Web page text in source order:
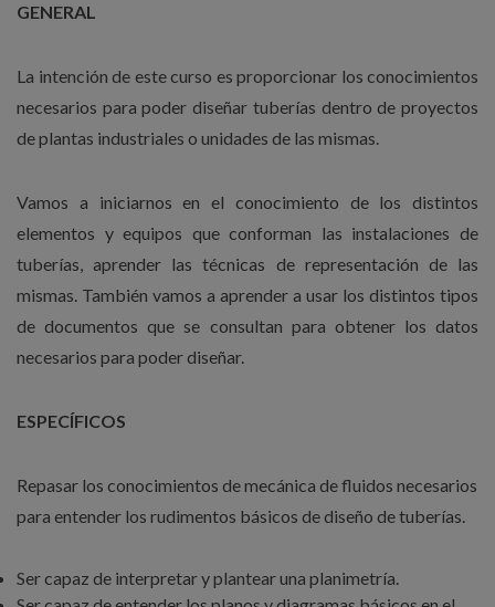
GENERAL
La intención de este curso es proporcionar los conocimientos
necesarios para poder diseñar tuberías dentro de proyectos
de plantas industriales o unidades de las mismas.
Vamos a iniciarnos en el conocimiento de los distintos
elementos y equipos que conforman las instalaciones de
tuberías, aprender las técnicas de representación de las
mismas. También vamos a aprender a usar los distintos tipos
de documentos que se consultan para obtener los datos
necesarios para poder diseñar.
ESPECÍFICOS
Repasar los conocimientos de mecánica de fluidos necesarios
para entender los rudimentos básicos de diseño de tuberías.
Ser capaz de interpretar y plantear una planimetría.